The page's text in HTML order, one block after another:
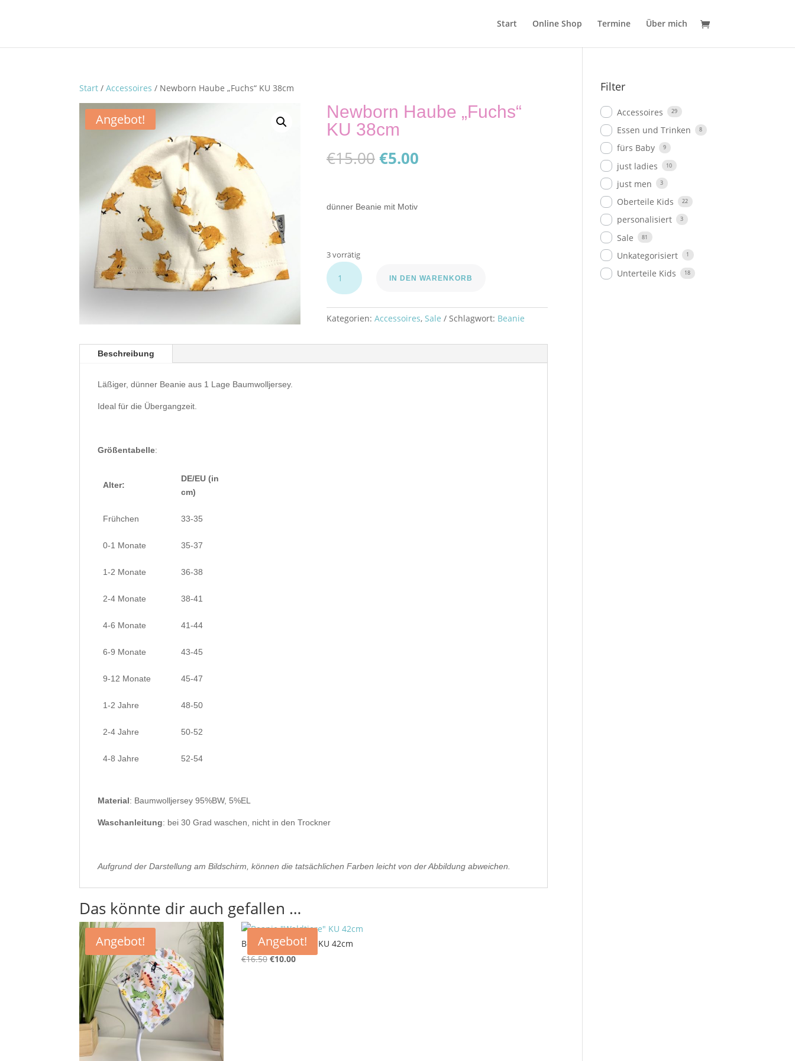
Start Online Shop Termine Über mich
Start /Accessoires / Newborn Haube „Fuchs“ KU 38cm
Angebot!
Newborn Haube „Fuchs“
KU 38cm
€15.00Ursprünglicher
Preis
€15.00
€5.00Aktueller
dünner Beanie mit Motiv
3 vorrätig
Newborn
Haube
"Fuchs"
KU
38cm
IN DEN WARENKORB
Kategorien: Accessoires, Sale Schlagwort: Beanie
Beschreibung
Läßiger, dünner Beanie aus 1 Lage Baumwolljersey.
Ideal für die Übergangzeit.
Größentabelle:
Alter:
DE/EU (in
cm)
Frühchen 33-35
0-1 Monate 35-37
1-2 Monate 36-38
2-4 Monate 38-41
4-6 Monate 41-44
6-9 Monate 43-45
9-12 Monate 45-47
1-2 Jahre 48-50
2-4 Jahre 50-52
4-8 Jahre 52-54
Material: Baumwolljersey 95%BW, 5%EL
Waschanleitung: bei 30 Grad waschen, nicht in den Trockner
Aufgrund der Darstellung am Bildschirm, können die tatsächlichen Farben leicht von der Abbildung abweichen.
Das könnte dir auch gefallen …
Angebot! Angebot!
Beanie „Waldtiere“ KU 42cm
€16.50Ursprünglicher
€10.00Aktueller
Filter
Accessoires 29
Essen und Trinken 8
fürs Baby 9
just ladies 10
just men 3
Oberteile Kids 22
personalisiert 3
Sale 81
Unkategorisiert 1
Unterteile Kids 18